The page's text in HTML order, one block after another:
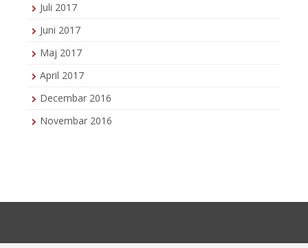
Juli 2017
Juni 2017
Maj 2017
April 2017
Decembar 2016
Novembar 2016